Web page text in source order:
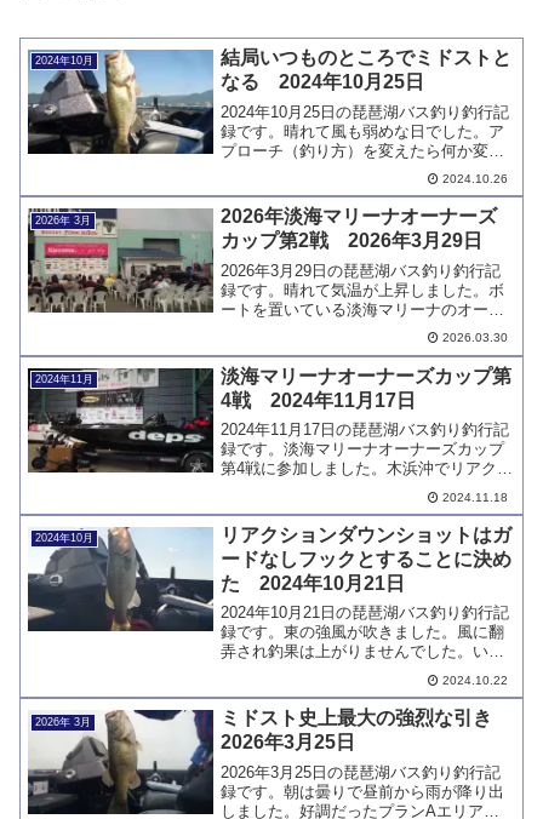
2024年10月
結局いつものところでミドストと
なる 2024年10月25日
2024年10月25日の琵琶湖バス釣り釣行記
録です。晴れて風も弱めな日でした。ア
プローチ（釣り方）を変えたら何か変わ
るのだろうかと試してみました。いいサ
イズが釣れたのはいつもの場所でいつも
のアプローチでした。
2024.10.26
2026年 3月
2026年淡海マリーナオーナーズ
カップ第2戦 2026年3月29日
2026年3月29日の琵琶湖バス釣り釣行記
録です。晴れて気温が上昇しました。ボ
ートを置いている淡海マリーナのオーナ
ーズカップに参加しました。入賞しまし
たが目標とした重量をクリアできなかっ
たのは残念です。
2026.03.30
2024年11月
淡海マリーナオーナーズカップ第
4戦 2024年11月17日
2024年11月17日の琵琶湖バス釣り釣行記
録です。淡海マリーナオーナーズカップ
第4戦に参加しました。木浜沖でリアクシ
ョンダウンショットを投げ、良型を含め
てリミットメイクしました。ようやく表
彰台に上がることができました。
2024.11.18
2024年10月
リアクションダウンショットはガ
ードなしフックとすることに決め
た 2024年10月21日
2024年10月21日の琵琶湖バス釣り釣行記
録です。東の強風が吹きました。風に翻
弄され釣果は上がりませんでした。いろ
いろとチャレンジした結果、リアクショ
ンダウンショットのフックはガードなし
にすると結論を出しました。
2024.10.22
2026年 3月
ミドスト史上最大の強烈な引き
2026年3月25日
2026年3月25日の琵琶湖バス釣り釣行記
録です。朝は曇りで昼前から雨が降り出
しました。好調だったプランAエリアが